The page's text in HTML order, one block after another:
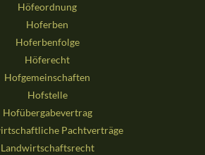
Höfeordnung
Hoferben
Hoferbenfolge
Höferecht
Hofgemeinschaften
Hofstelle
Hofübergabevertrag
Pachtverträge
Landwirtschaftsrecht